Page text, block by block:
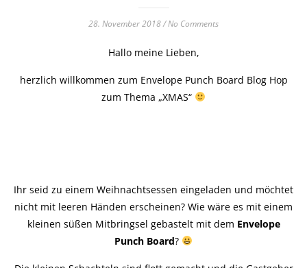
28. November 2018/No Comments
Hallo meine Lieben,
herzlich willkommen zum Envelope Punch Board Blog Hop
zum Thema „XMAS“
Ihr seid zu einem Weihnachtsessen eingeladen und möchtet
nicht mit leeren Händen erscheinen? Wie wäre es mit einem
kleinen süßen Mitbringsel gebastelt mit dem Envelope
Punch Board?